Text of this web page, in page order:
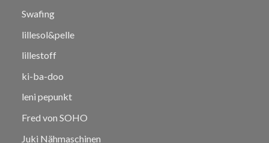
Swafing
lillesol&pelle
lillestoff
ki-ba-doo
leni pepunkt
Fred von SOHO
Juki Nähmaschinen